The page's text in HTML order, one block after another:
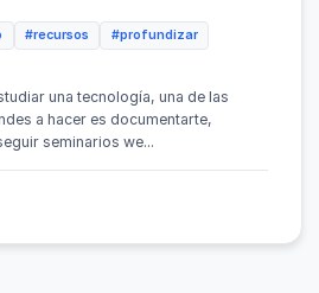
#recursos
#profundizar
una tecnología, una de las
a hacer es documentarte,
seminarios we...